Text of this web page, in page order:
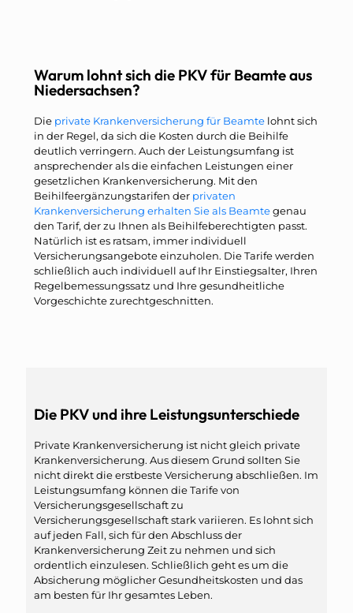
Warum lohnt sich die PKV für Beamte aus
Niedersachsen?
Die private Krankenversicherung für Beamte lohnt sich
in der Regel, da sich die Kosten durch die Beihilfe
deutlich verringern. Auch der Leistungsumfang ist
ansprechender als die einfachen Leistungen einer
gesetzlichen Krankenversicherung. Mit den
Beihilfeergänzungstarifen der privaten
Krankenversicherung erhalten Sie als Beamtegenau
den Tarif, der zu Ihnen als Beihilfeberechtigten passt.
Natürlich ist es ratsam, immer individuell
Versicherungsangebote einzuholen. Die Tarife werden
schließlich auch individuell auf Ihr Einstiegsalter, Ihren
Regelbemessungssatz und Ihre gesundheitliche
Vorgeschichte zurechtgeschnitten.
Die PKV und ihre Leistungsunterschiede
Private Krankenversicherung ist nicht gleich private
Krankenversicherung. Aus diesem Grund sollten Sie
nicht direkt die erstbeste Versicherung abschließen. Im
Leistungsumfang können die Tarife von
Versicherungsgesellschaft zu
Versicherungsgesellschaft stark variieren. Es lohnt sich
auf jeden Fall, sich für den Abschluss der
Krankenversicherung Zeit zu nehmen und sich
ordentlich einzulesen. Schließlich geht es um die
Absicherung möglicher Gesundheitskosten und das
am besten für Ihr gesamtes Leben.